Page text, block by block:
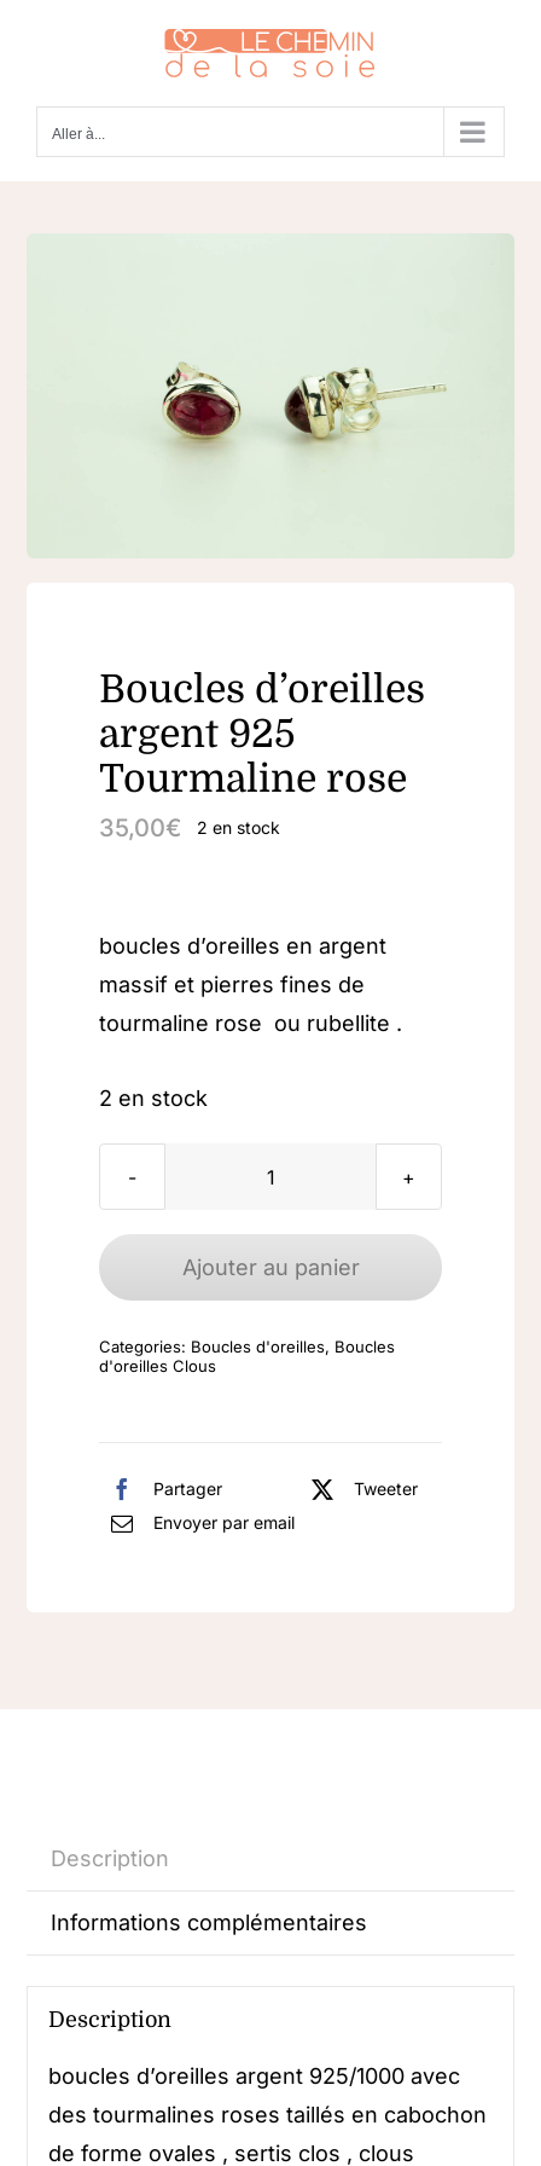
Aller à...
Boucles d’oreilles
argent 925
Tourmaline rose
35,00€ 2 en stock
boucles d’oreilles en argent
massif et pierres fines de
tourmaline rose ou rubellite .
2 en stock
quantité
Boucles
925
Ajouter au panier
Categories: Boucles d'oreilles, Boucles
d'oreilles Clous
Partager
Tweeter
Envoyer par email
Description
Informations complémentaires
Description
boucles d’oreilles argent 925/1000 avec
des tourmalines roses taillés en cabochon
de forme ovales , sertis clos , clous